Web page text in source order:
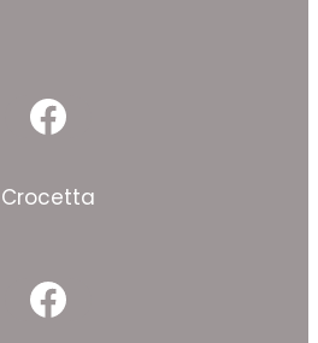
Facebook
Crocetta
Facebook